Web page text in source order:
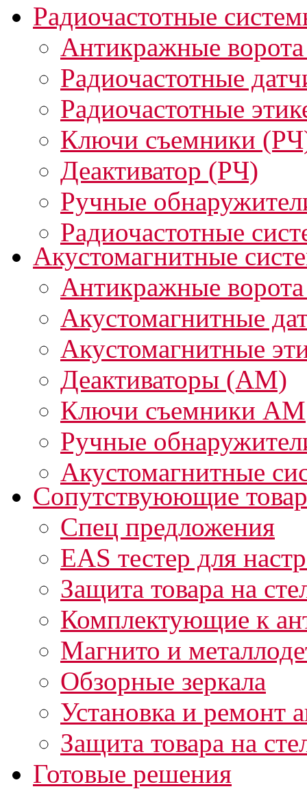
Радиочастотные
Антикражные
Радиочастотные
Радиочастотные
Ключи съемники
Деактиватор (РЧ)
Ручные
Радиочастотные
Акустомагнитные
Антикражные
Акустомагнитные
Акустомагнитные
Деактиваторы (АМ)
Ключи съемники АМ
Ручные
Акустомагнитные
Сопутствуюющие
Спец предложения
EAS тестер для
Защита товара на
Комплектующие к
Магнито и
Обзорные зеркала
Установка и ремонт
Защита товара на
Готовые решения